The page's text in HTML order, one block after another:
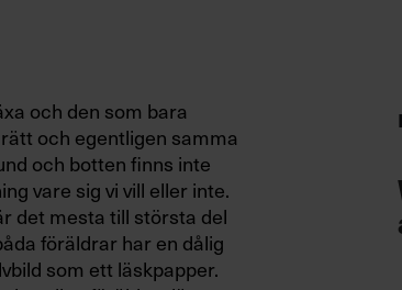
och den som bara
och egentligen samma
och botten finns inte
vare sig vi vill eller inte.
det mesta till största del
föräldrar har en dålig
som ett läskpapper.